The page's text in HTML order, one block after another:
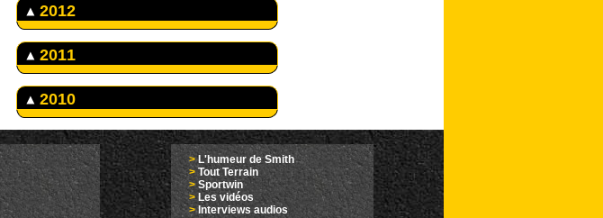
2012
2011
2010
>L'humeur de Smith
> Tout Terrain
> Sportwin
> Les vidéos
> Interviews audios